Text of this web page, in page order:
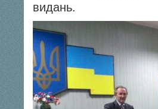
видань.